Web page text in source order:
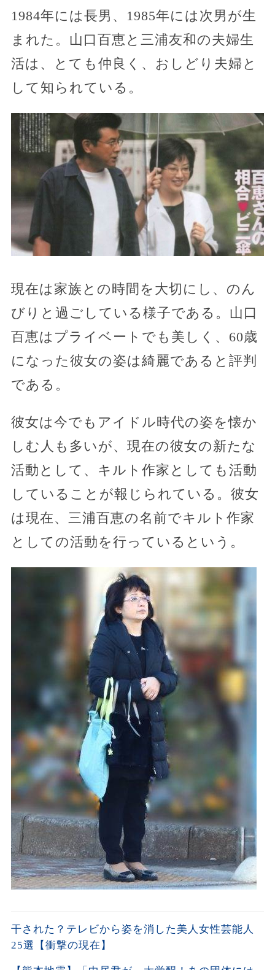
1984年には長男、1985年には次男が生
まれた。山口百恵と三浦友和の夫婦生
活は、とても仲良く、おしどり夫婦と
して知られている。
現在は家族との時間を大切にし、のん
びりと過ごしている様子である。山口
百恵はプライベートでも美しく、60歳
になった彼女の姿は綺麗であると評判
である。
彼女は今でもアイドル時代の姿を懐か
しむ人も多いが、現在の彼女の新たな
活動として、キルト作家としても活動
していることが報じられている。彼女
は現在、三浦百恵の名前でキルト作家
としての活動を行っているという。
干された？テレビから姿を消した美人女性芸能人
25選【衝撃の現在】